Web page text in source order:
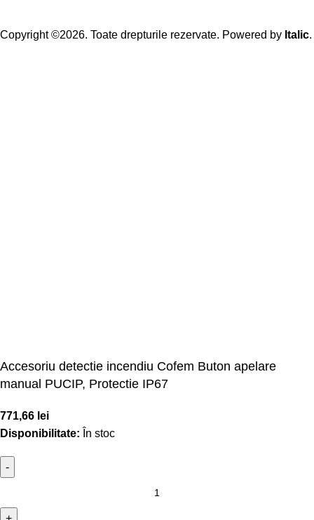
Copyright ©2026. Toate drepturile rezervate. Powered by Italic.
Accesoriu detectie incendiu Cofem Buton apelare
manual PUCIP, Protectie IP67
771,66 lei
Disponibilitate: În stoc